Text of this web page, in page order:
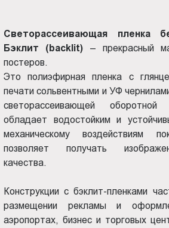
в
Астрахани
Светорассеивающая пленка
Бэклит (backlit) – прекрасный
постеров.
Это полиэфирная пленка с
печати сольвентными и УФ
светорассеивающей
обладает водостойким и
механическому воздействиям
позволяет получать
качества.
Конструкции с бэклит-пленками
размещении рекламы и
аэропортах, бизнес и торговых
+73433454747
RUB
Пн.-
Пт.:
9.00-
18.00
Сб.,
Вс.:
выходной